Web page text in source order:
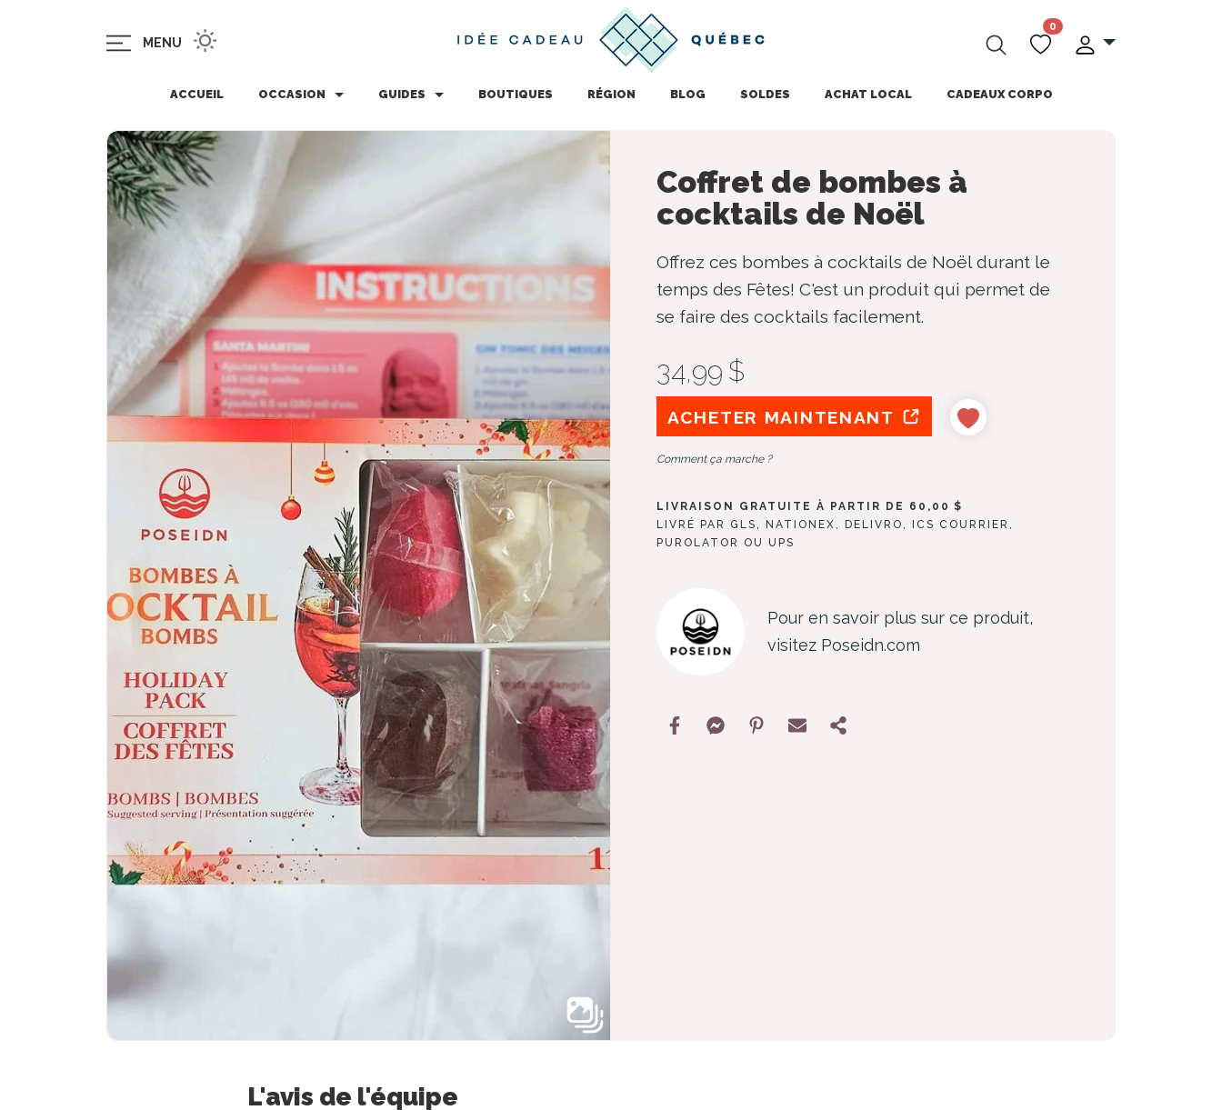
MENU
0
ACCUEIL OCCASION GUIDES BOUTIQUES RÉGION BLOG SOLDES ACHAT LOCAL CADEAUX CORPO
Coffret de bombes à
cocktails de Noël
Offrez ces bombes à cocktails de Noël durant le
temps des Fêtes! C'est un produit qui permet de
se faire des cocktails facilement.
34,99 $
ACHETER MAINTENANT
Comment ça marche ?
LIVRAISON GRATUITE À PARTIR DE 60,00 $
LIVRÉ PAR GLS, NATIONEX, DELIVRO, ICS COURRIER,
PUROLATOR OU UPS
Pour en savoir plus sur ce produit,
visitez Poseidn.com
L'avis de l'équipe